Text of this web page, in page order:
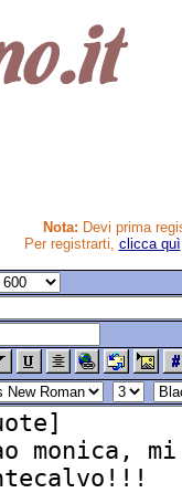
Nota: Devi prima
Per registrarti, clicca quì